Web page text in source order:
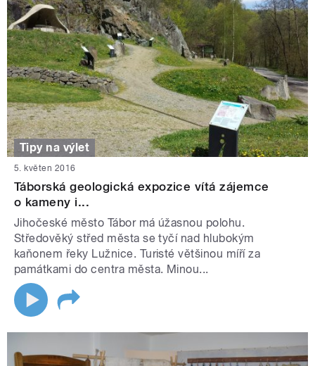
Tipy na výlet
5. květen 2016
Táborská geologická expozice vítá zájemce
o kameny i...
Jihočeské město Tábor má úžasnou polohu.
Středověký střed města se tyčí nad hlubokým
kaňonem řeky Lužnice. Turisté většinou míří za
památkami do centra města. Minou...